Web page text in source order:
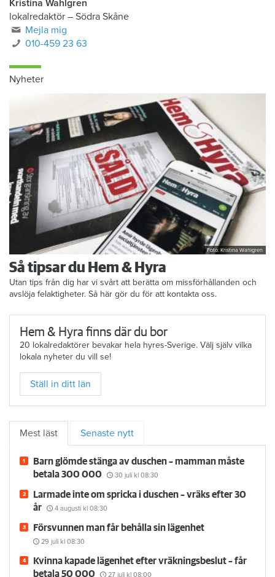
Kristina Wahlgren
lokalredaktör – Södra Skåne
Mejla mig
010-459 23 63
Nyheter
Foto: Kristina Wahlgren
Så tipsar du Hem & Hyra
Utan tips från dig har vi svårt att berätta om missförhållanden och
avslöja felaktigheter. Så här gör du för att kontakta oss.
Hem & Hyra finns där du bor
20 lokalredaktörer bevakar hela hyres-Sverige. Välj själv vilka
lokala nyheter du vill se!
Ställ in ditt län
Mest läst Senaste nytt
Barn glömde stänga av duschen – mamman måste
betala 300 000
30 juli kl 08:30
Larmade inte om spricka i duschen – vräks efter 30
år
4 augusti kl 08:30
Försvunnen man får behålla sin lägenhet
29 juli kl 08:30
Kvinna kapade lägenhet efter vräkningsbeslut – får
betala 50 000
27 juli kl 08:00